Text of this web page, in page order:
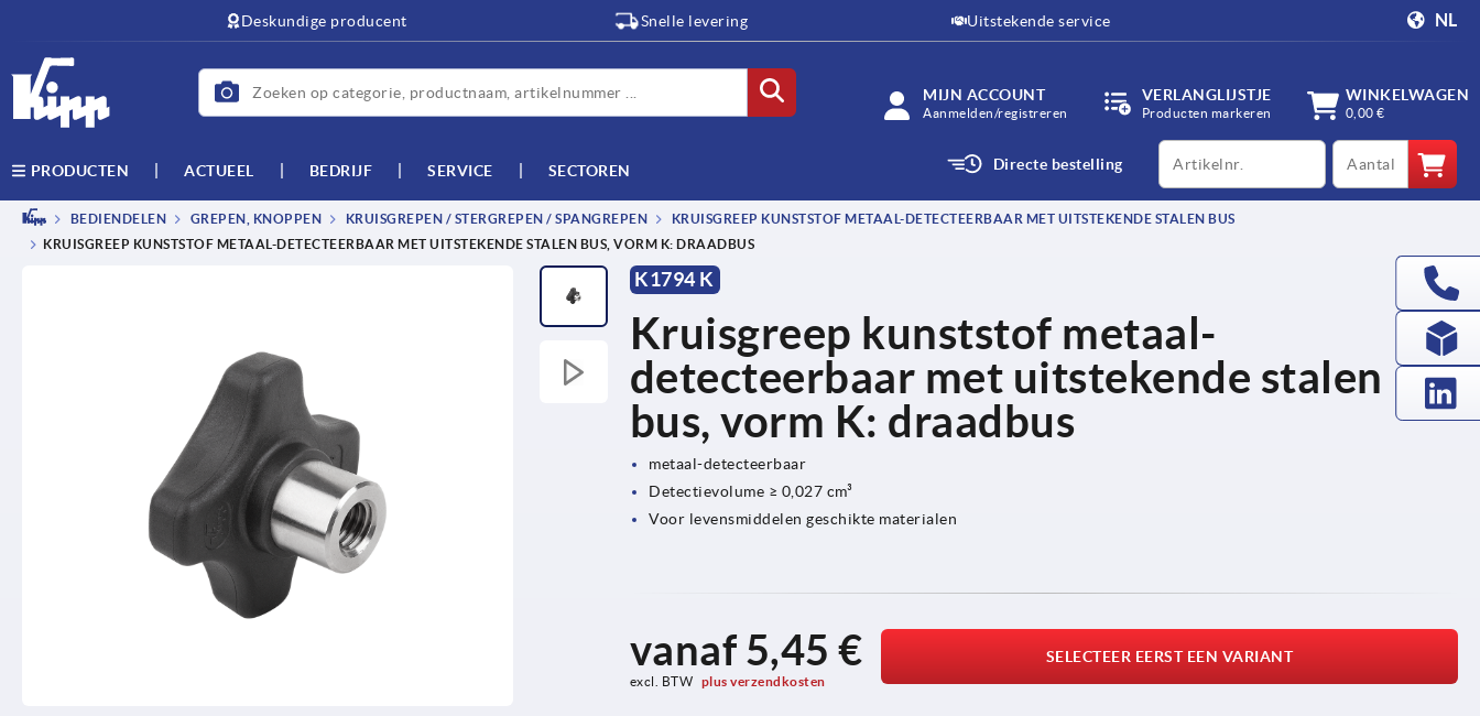
Deskundige producent Snelle levering Uitstekende service NL
MIJN ACCOUNT
Aanmelden/registreren
VERLANGLIJSTJE
Producten markeren
WINKELWAGEN
0,00 €
PRODUCTEN ACTUEEL BEDRIJF SERVICE SECTOREN Directe bestelling
productCode qty
BEDIENDELEN GREPEN, KNOPPEN KRUISGREPEN / STERGREPEN / SPANGREPEN
KRUISGREEP KUNSTSTOF METAAL-DETECTEERBAAR MET UITSTEKENDE STALEN BUS
KRUISGREEP KUNSTSTOF METAAL-DETECTEERBAAR MET UITSTEKENDE STALEN BUS, VORM K: DRAADBUS
K1794 K
Kruisgreep kunststof metaal-
detecteerbaar met uitstekende stalen
bus, vorm K: draadbus
metaal-detecteerbaar
Detectievolume ≥ 0,027 cm³
Voor levensmiddelen geschikte materialen
vanaf5,45 €
excl. BTW plus verzendkosten
SELECTEER EERST EEN VARIANT